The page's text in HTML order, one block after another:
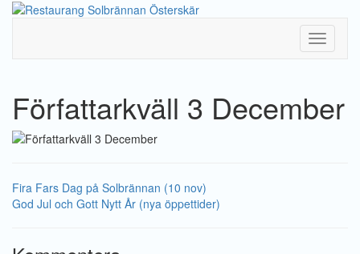
Toggle
Författarkväll 3 December
Fira Fars Dag på Solbrännan (10 nov)
God Jul och Gott Nytt År (nya öppettider)